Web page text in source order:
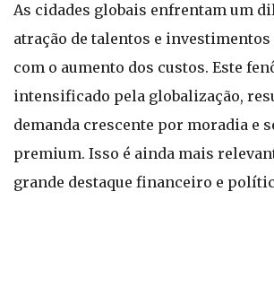
As cidades globais enfrentam um
atração de talentos e
com o aumento dos custos. Este
intensificado pela globalização,
demanda crescente por moradia e
premium. Isso é ainda mais
grande destaque financeiro e